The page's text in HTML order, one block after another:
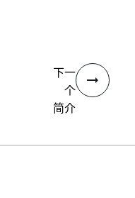
下一
个
简介